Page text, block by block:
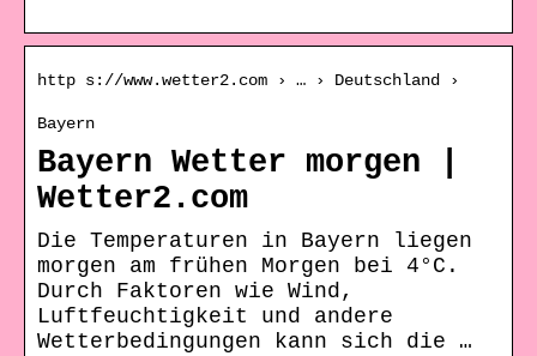
http s://www.wetter2.com › … › Deutschland ›
Bayern
Bayern Wetter morgen |
Wetter2.com
Die Temperaturen in Bayern liegen
morgen am frühen Morgen bei 4°C.
Durch Faktoren wie Wind,
Luftfeuchtigkeit und andere
Wetterbedingungen kann sich die …